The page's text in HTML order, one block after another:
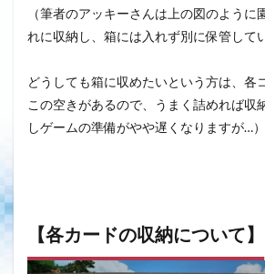
（筆者のアッキーさんは上の図のように
れに収納し、箱には入れず別に保管して
どうしても箱に収めたいという方は、各
この空きがあるので、うまく詰めれば収
しゲームの準備がやや遅くなりますが…）
【各カードの収納について】